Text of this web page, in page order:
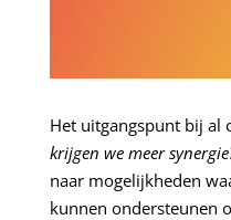
Het uitgangspunt bij al
krijgen we meer
naar mogelijkheden
kunnen ondersteunen